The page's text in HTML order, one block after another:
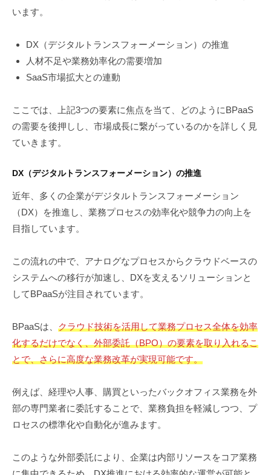
います。
DX（デジタルトランスフォーメーション）の推進
人材不足や業務効率化の需要増加
SaaS市場拡大との連動
ここでは、上記3つの要素に焦点を当て、どのようにBPaaS
の需要を後押しし、市場成長に繋がっているのかを詳しく見
ていきます。
DX（デジタルトランスフォーメーション）の推進
近年、多くの企業がデジタルトランスフォーメーション
（DX）を推進し、業務プロセスの効率化や競争力の向上を
目指しています。
この流れの中で、アナログなプロセスからクラウドベースの
システムへの移行が加速し、DXを支えるソリューションと
してBPaaSが注目されています。
BPaaSは、 クラウド技術を活用して業務プロセス全体を効率
化するだけでなく、外部委託（BPO）の要素を取り入れるこ
とで、さらに高度な業務改革が実現可能です。
例えば、経理や人事、購買といったバックオフィス業務を外
部の専門業者に委託することで、業務負担を軽減しつつ、プ
ロセスの標準化や自動化が進みます。
このような外部委託により、企業は内部リソースをコア業務